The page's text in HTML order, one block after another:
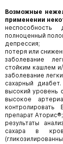
Возможные
применении
полноценный
депрессия;
потеря или
заболевание
стойким кашлем
заболевание
сахарный
высокий уровень
высокое
препарат Аторис®;
результаты
сахара в